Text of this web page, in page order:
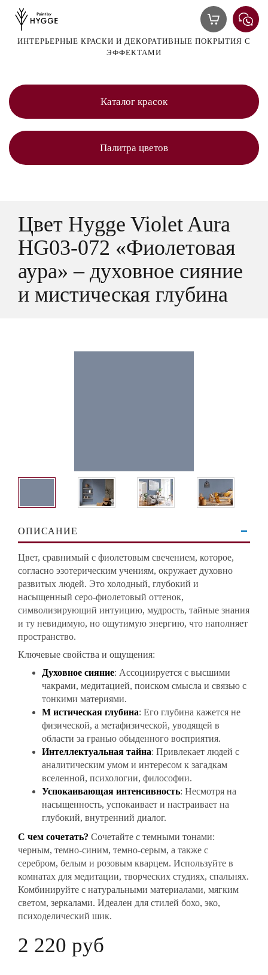
ИНТЕРЬЕРНЫЕ КРАСКИ И ДЕКОРАТИВНЫЕ ПОКРЫТИЯ С
ЭФФЕКТАМИ
Каталог красок
Палитра цветов
Цвет Hygge Violet Aura
HG03-072 «Фиолетовая
аура» – духовное сияние
и мистическая глубина
ОПИСАНИЕ
Цвет, сравнимый с фиолетовым свечением, которое,
согласно эзотерическим учениям, окружает духовно
развитых людей. Это холодный, глубокий и
насыщенный серо-фиолетовый оттенок,
символизирующий интуицию, мудрость, тайные знания
и ту невидимую, но ощутимую энергию, что наполняет
пространство.
Ключевые свойства и ощущения:
Духовное сияние: Ассоциируется с высшими
чакрами, медитацией, поиском смысла и связью с
тонкими материями.
М истическая глубина: Его глубина кажется не
физической, а метафизической, уводящей в
области за гранью обыденного восприятия.
Интеллектуальная тайна: Привлекает людей с
аналитическим умом и интересом к загадкам
вселенной, психологии, философии.
Успокаивающая интенсивность: Несмотря на
насыщенность, успокаивает и настраивает на
глубокий, внутренний диалог.
С чем сочетать? Сочетайте с темными тонами:
черным, темно-синим, темно-серым, а также с
серебром, белым и розовым кварцем. Используйте в
комнатах для медитации, творческих студиях, спальнях.
Комбинируйте с натуральными материалами, мягким
светом, зеркалами. Идеален для стилей бохо, эко,
психоделический шик.
2 220 руб